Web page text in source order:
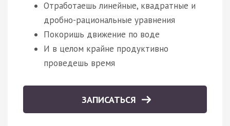
Отработаешь линейные, квадратные и
дробно-рациональные уравнения
Покоришь движение по воде
И в целом крайне продуктивно
проведешь время
ЗАПИСАТЬСЯ